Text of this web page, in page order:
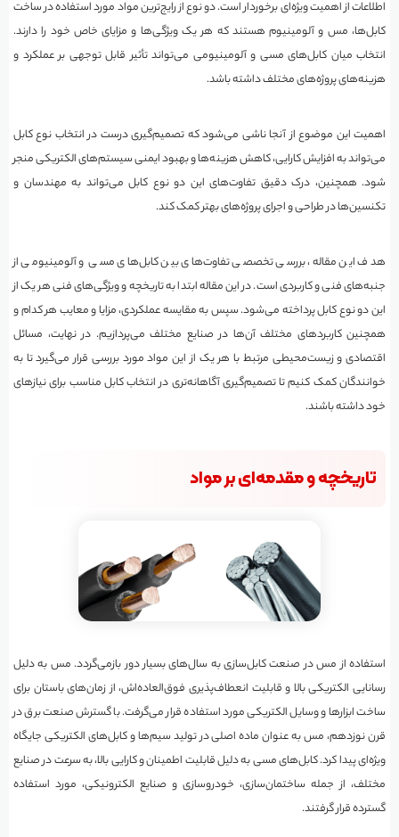
اطلاعات از اهمیت ویژه‌ای برخوردار است. دو نوع از رایج‌ترین مواد مورد استفاده در ساخت
کابل‌ها، مس و آلومینیوم هستند که هر یک ویژگی‌ها و مزایای خاص خود را دارند.
انتخاب میان کابل‌های مسی و آلومینیومی می‌تواند تأثیر قابل توجهی بر عملکرد و
هزینه‌های پروژه‌های مختلف داشته باشد.
اهمیت این موضوع از آنجا ناشی می‌شود که تصمیم‌گیری درست در انتخاب نوع کابل
می‌تواند به افزایش کارایی، کاهش هزینه‌ها و بهبود ایمنی سیستم‌های الکتریکی منجر
شود. همچنین، درک دقیق تفاوت‌های این دو نوع کابل می‌تواند به مهندسان و
تکنسین‌ها در طراحی و اجرای پروژه‌های بهتر کمک کند.
هدف این مقاله، بررسی تخصصی تفاوت‌های بین کابل‌های مسی و آلومینیومی از
جنبه‌های فنی و کاربردی است. در این مقاله ابتدا به تاریخچه و ویژگی‌های فنی هر یک از
این دو نوع کابل پرداخته می‌شود. سپس به مقایسه عملکردی، مزایا و معایب هر کدام و
همچنین کاربردهای مختلف آن‌ها در صنایع مختلف می‌پردازیم. در نهایت، مسائل
اقتصادی و زیست‌محیطی مرتبط با هر یک از این مواد مورد بررسی قرار می‌گیرد تا به
خوانندگان کمک کنیم تا تصمیم‌گیری آگاهانه‌تری در انتخاب کابل مناسب برای نیازهای
خود داشته باشند.
تاریخچه و مقدمه‌ای بر مواد
استفاده از مس در صنعت کابل‌سازی به سال‌های بسیار دور بازمی‌گردد. مس به دلیل
رسانایی الکتریکی بالا و قابلیت انعطاف‌پذیری فوق‌العاده‌اش، از زمان‌های باستان برای
ساخت ابزارها و وسایل الکتریکی مورد استفاده قرار می‌گرفت. با گسترش صنعت برق در
قرن نوزدهم، مس به عنوان ماده اصلی در تولید سیم‌ها و کابل‌های الکتریکی جایگاه
ویژه‌ای پیدا کرد. کابل‌های مسی به دلیل قابلیت اطمینان و کارایی بالا، به سرعت در صنایع
مختلف، از جمله ساختمان‌سازی، خودروسازی و صنایع الکترونیکی، مورد استفاده
گسترده قرار گرفتند.